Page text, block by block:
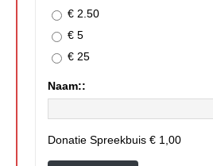
€ 2.50
€ 5
€ 25
Naam::
Donatie Spreekbuis € 1,00